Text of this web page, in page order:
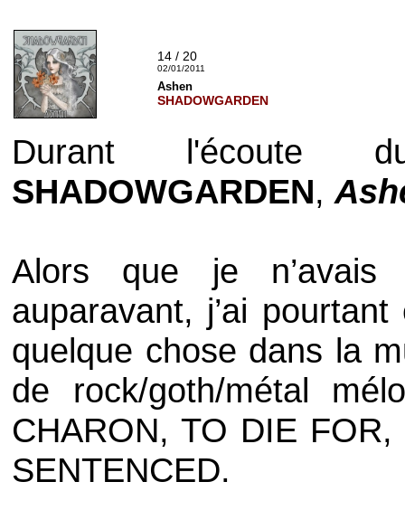
14 / 20
02/01/2011
Ashen
SHADOWGARDEN
Durant l'écoute
SHADOWGARDEN,
Alors que je n’avais
auparavant, j’ai
quelque chose dans la
de rock/goth/métal
CHARON, TO DIE FOR,
SENTENCED.